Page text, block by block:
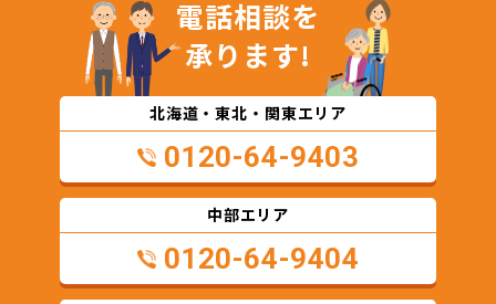
電話相談を
承ります!
北海道・東北・関東エリア
0120-64-9403
中部エリア
0120-64-9404